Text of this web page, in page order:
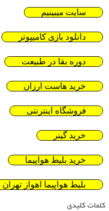
سایت میبینیم
دانلود بازی کامیپوتر
دوره بقا در طبیعت
خرید هاست ارزان
فروشگاه اینترنتی
خرید گینر
خرید بلیط هواپیما
بلیط هواپیما اهواز تهران
کلمات کلیدی